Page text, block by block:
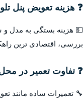
❓ هزینه تعویض پنل
💵 هزینه بستگی به مدل و
بررسی، اقتصادی ترین
❓ تفاوت تعمیر در
🔧 تعمیرات ساده مانند